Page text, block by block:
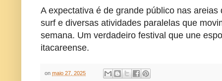
A expectativa é de grande público nas
surf e diversas atividades paralelas que
semana. Um verdadeiro festival que une
itacareense.
onmaio 27, 2025